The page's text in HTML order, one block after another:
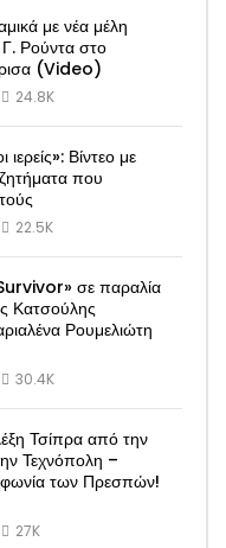
με νέα μέλη
Ρούντα στο
(Video)
24.8K
Βίντεο με
που
22.5K
σε παραλία
Κατσούλης
Ρουμελιώτη
30.4K
Τσίπρα από την
Τεχνόπολη –
των Πρεσπών!
27K